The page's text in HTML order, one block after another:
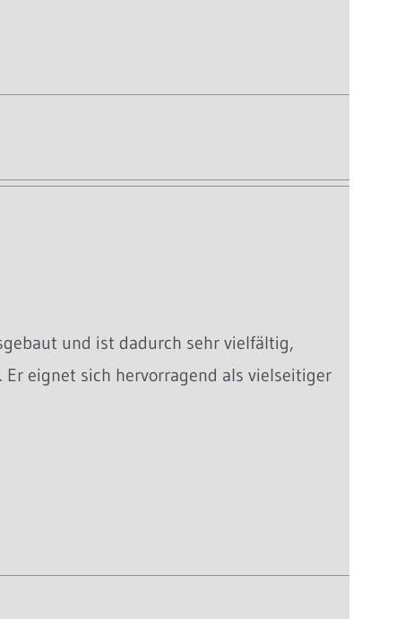
und ist dadurch sehr vielfältig,
eignet sich hervorragend als vielseitiger